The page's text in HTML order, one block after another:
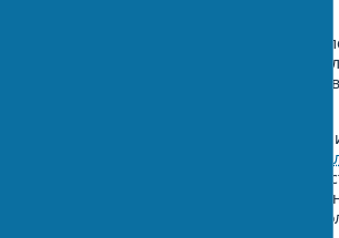
Применение этих принципов в
пространство, которое не только
оказывает реальное
Для тех, кто скептически относится
научными
Мета-анализ показывает, что
на человека имеет биологическую
измеримых психологических и